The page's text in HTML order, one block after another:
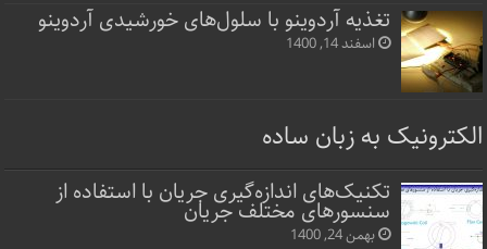
تغذیه آردوینو با سلول‌های خورشیدی آردوینو
اسفند 14, 1400
الکترونیک به زبان ساده
تکنیک‌های اندازه‌گیری جریان با استفاده از
سنسورهای مختلف جریان
بهمن 24, 1400